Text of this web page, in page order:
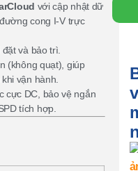
với cập nhật dữ
cong I-V trực
và bảo trì.
(không quạt), giúp
vận hành.
cực DC, bảo vệ ngắn
tích hợp.